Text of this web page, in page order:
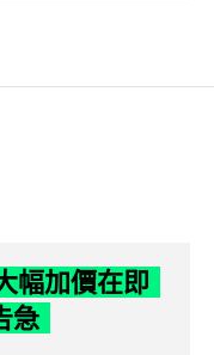
幅加價在即
急